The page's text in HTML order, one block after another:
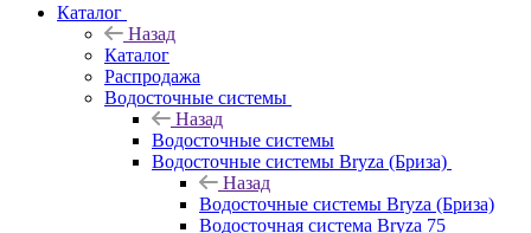
Каталог
Назад
Каталог
Распродажа
Водосточные системы
Назад
Водосточные системы
Водосточные системы Bryza (Бриза)
Назад
Водосточные системы Bryza (Бриза)
Водосточная система Bryza 75